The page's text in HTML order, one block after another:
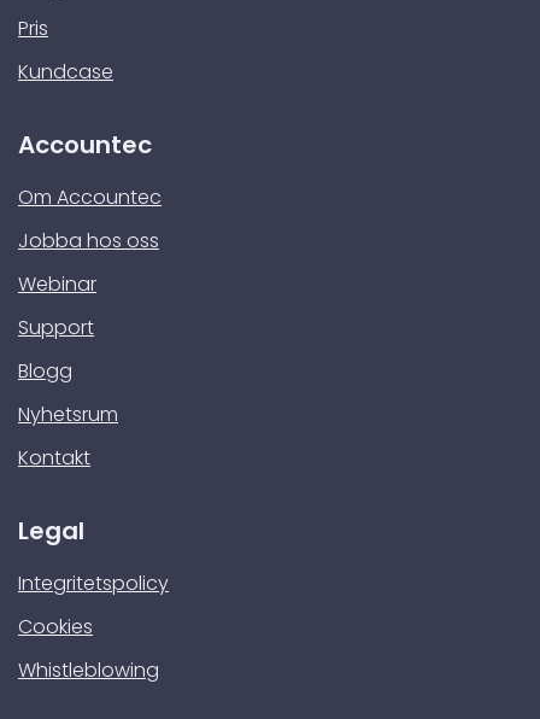
Pris
Kundcase
Accountec
Om Accountec
Jobba hos oss
Webinar
Support
Blogg
Nyhetsrum
Kontakt
Legal
Integritetspolicy
Cookies
Whistleblowing